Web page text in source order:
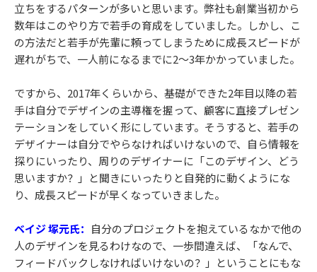
立ちをするパターンが多いと思います。弊社も創業当初から
数年はこのやり方で若手の育成をしていました。しかし、こ
の方法だと若手が先輩に頼ってしまうために成長スピードが
遅れがちで、一人前になるまでに2～3年かかっていました。
ですから、2017年くらいから、基礎ができた2年目以降の若
手は自分でデザインの主導権を握って、顧客に直接プレゼン
テーションをしていく形にしています。そうすると、若手の
デザイナーは自分でやらなければいけないので、自ら情報を
探りにいったり、周りのデザイナーに「このデザイン、どう
思いますか？」と聞きにいったりと自発的に動くようにな
り、成長スピードが早くなっていきました。
ベイジ 塚元氏： 自分のプロジェクトを抱えているなかで他の
人のデザインを見るわけなので、一歩間違えば、「なんで、
フィードバックしなければいけないの？」ということにもな